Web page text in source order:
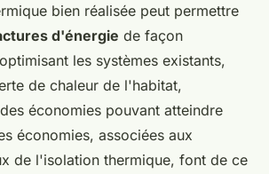
bien réalisée peut permettre
d'énergie de façon
les systèmes existants,
de chaleur de l'habitat,
économies pouvant atteindre
économies, associées aux
de l'isolation thermique, font de ce